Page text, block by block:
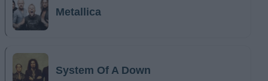
Metallica
System Of A Down